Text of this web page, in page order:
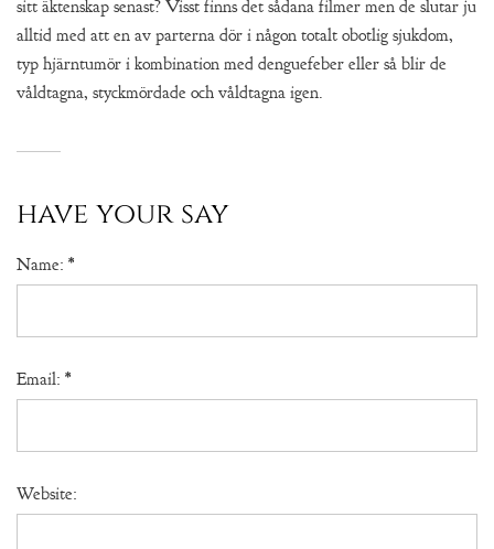
sitt äktenskap senast? Visst finns det sådana filmer men de slutar ju
alltid med att en av parterna dör i någon totalt obotlig sjukdom,
typ hjärntumör i kombination med denguefeber eller så blir de
våldtagna, styckmördade och våldtagna igen.
have your say
Name: *
Email: *
Website: